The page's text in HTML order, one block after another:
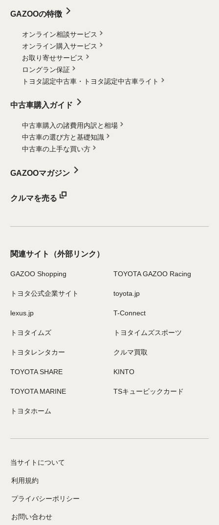
GAZOOの特徴
オンライン相談サービス
オンライン購入サービス
お取り寄せサービス
ロングラン保証
トヨタ認定中古車・
トヨタ認定中古車ライト
中古車購入ガイド
中古車購入の諸費用内訳と相場
中古車の選び方と基礎知識
中古車の上手な買い方
GAZOOマガジン
クルマを売る
関連サイト （外部リンク）
GAZOO Shopping TOYOTA GAZOO Racing
トヨタ公式企業サイト toyota.jp
lexus.jp T-Connect
トヨタイムズ トヨタイムズスポーツ
トヨタレンタカー クルマ買取
TOYOTA SHARE KINTO
TOYOTA MARINE TSキュービックカード
トヨタホーム
当サイトについて
利用規約
プライバシーポリシー
お問い合わせ